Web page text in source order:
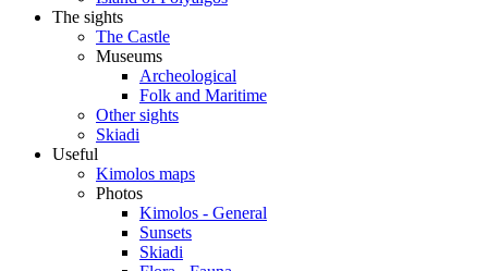
The sights
The Castle
Museums
Archeological
Folk and Maritime
Other sights
Skiadi
Useful
Kimolos maps
Photos
Kimolos - General
Sunsets
Skiadi